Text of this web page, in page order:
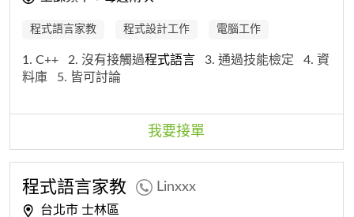
程式語言家教 程式設計工作 電腦工作
1. C++ 2. 沒有接觸過程式語言 3. 通過技能檢定
4. 資
料庫
5. 皆可討論
我要接單
程式語言家教 Linxxx
台北市 士林區